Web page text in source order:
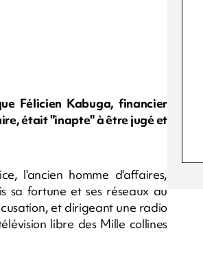
Félicien Kabuga, financier
était "inapte" à être jugé et
l'ancien homme d'affaires,
sa fortune et ses réseaux au
et dirigeant une radio
libre des Mille collines